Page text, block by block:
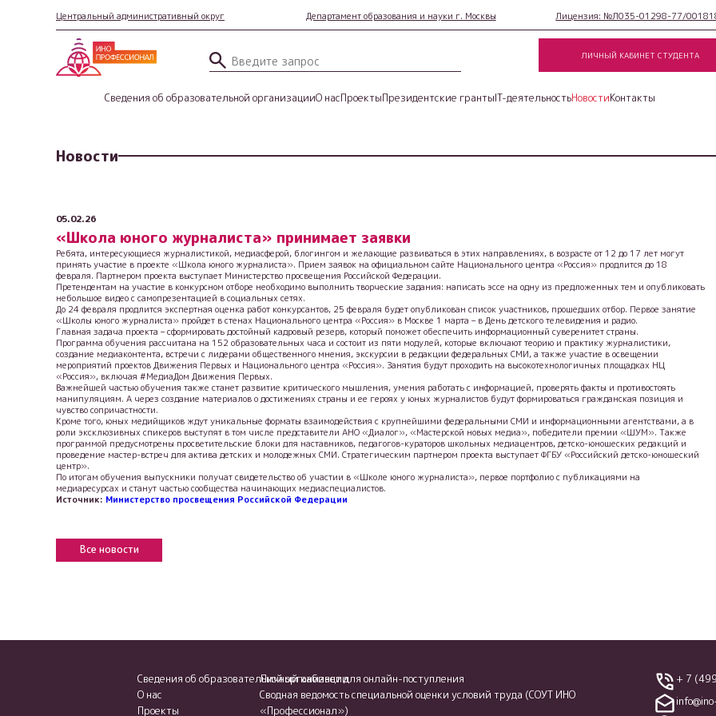
Центральный административный округ Департамент образования и науки г. Москвы Лицензия: №Л035-01298-77/
ЛИЧНЫЙ КАБИНЕТ СТУДЕНТА
Сведения об образовательной организацииО насПроектыПрезидентские грантыIT-деятельностьНовостиКонтакты
Новости
05.02.26
«Школа юного журналиста» принимает заявки
Ребята, интересующиеся журналистикой, медиасферой, блогингом и желающие развиваться в этих направлениях, в возрасте от 12 до 17 лет могут
принять участие в проекте «Школа юного журналиста». Прием заявок на официальном сайте Национального центра «Россия» продлится до 18
февраля. Партнером проекта выступает Министерство просвещения Российской Федерации.
Претендентам на участие в конкурсном отборе необходимо выполнить творческие задания: написать эссе на одну из предложенных тем и опубликовать
небольшое видео с самопрезентацией в социальных сетях.
До 24 февраля продлится экспертная оценка работ конкурсантов, 25 февраля будет опубликован список участников, прошедших отбор. Первое занятие
«Школы юного журналиста» пройдет в стенах Национального центра «Россия» в Москве 1 марта – в День детского телевидения и радио.
Главная задача проекта – сформировать достойный кадровый резерв, который поможет обеспечить информационный суверенитет страны.
Программа обучения рассчитана на 152 образовательных часа и состоит из пяти модулей, которые включают теорию и практику журналистики,
создание медиаконтента, встречи с лидерами общественного мнения, экскурсии в редакции федеральных СМИ, а также участие в освещении
мероприятий проектов Движения Первых и Национального центра «Россия». Занятия будут проходить на высокотехнологичных площадках НЦ
«Россия», включая #МедиаДом Движения Первых.
Важнейшей частью обучения также станет развитие критического мышления, умения работать с информацией, проверять факты и противостоять
манипуляциям. А через создание материалов о достижениях страны и ее героях у юных журналистов будут формироваться гражданская позиция и
чувство сопричастности.
Кроме того, юных медийщиков ждут уникальные форматы взаимодействия с крупнейшими федеральными СМИ и информационными агентствами, а в
роли эксклюзивных спикеров выступят в том числе представители АНО «Диалог», «Мастерской новых медиа», победители премии «ШУМ». Также
программой предусмотрены просветительские блоки для наставников, педагогов-кураторов школьных медиацентров, детско-юношеских редакций и
проведение мастер-встреч для актива детских и молодежных СМИ. Стратегическим партнером проекта выступает ФГБУ «Российский детско-юношеский
центр».
По итогам обучения выпускники получат свидетельство об участии в «Школе юного журналиста», первое портфолио с публикациями на
медиаресурсах и станут частью сообщества начинающих медиаспециалистов.
Источник: Министерство просвещения Российской Федерации
Все новости
Сведения об образовательной организации
О нас
Проекты
Личный кабинет для онлайн-поступления
Сводная ведомость специальной оценки условий труда (СОУТ ИНО
«Профессионал»)
+ 7